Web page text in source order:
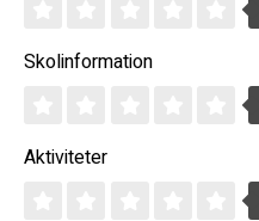
Skolinformation
Aktiviteter